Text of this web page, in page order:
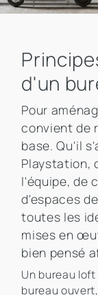
d'un
Pour
convient de
base. Qu'il
Playstation,
l'équipe, de
d'espaces
toutes les
mises en
bien pensé
Un bureau
bureau